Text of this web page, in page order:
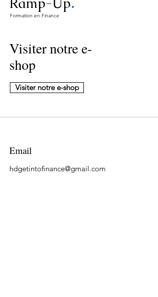
Formation en Finance
Visiter notre e-
shop
Visiter notre e-shop
Email
hdgetintofinance@gmail.com